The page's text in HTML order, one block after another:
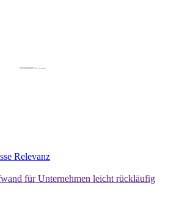
Relevanz
für Unternehmen leicht rückläufig